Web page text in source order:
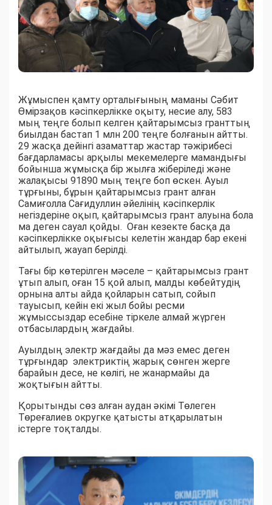
Жұмыспен қамту орталығының маманы Сәбит
Өмірзақов кәсіпкерлікке оқыту, несие алу, 583
мың теңге болып келген қайтарымсыз гранттың
биылдан бастап 1 млн 200 теңге болғанын айтты.
29 жасқа дейінгі азаматтар жастар тәжірибесі
бағдарламасы арқылы мекемелерге мамандығы
бойынша жұмысқа бір жылға жіберіледі және
жалақысы 91890 мың теңге боп өскен. Ауыл
тұрғыны, бұрын қайтарымсыз грант алған
Самиғолла Сағидуллин әйелінің кәсіпкерлік
негіздеріне оқып, қайтарымсыз грант алуына бола
ма деген сауал қойды. Оған кезекте басқа да
кәсіпкерлікке оқығысы келетін жандар бар екені
айтылып, жауап берілді.
Тағы бір көтерілген мәселе – қайтарымсыз грант
ұтып алып, оған 15 қой алып, малды көбейтудің
орнына алты айда қойларын сатып, сойып
тауысып, кейін екі жыл бойы ресми
жұмыссыздар есебіне тіркеле алмай жүрген
отбасылардың жағдайы.
Ауылдың электр жағдайы да мәз емес деген
тұрғындар электриктің жарық сөнген жерге
барайын десе, не көлігі, не жанармайы да
жоқтығын айтты.
Қорытынды сөз алған аудан әкімі Төлеген
Төреғалиев округке қатысты атқарылатын
істерге тоқталды.